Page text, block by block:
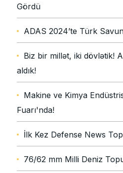
Gördü
ADAS 2024’te Türk
Biz bir millət, iki dövlətik!
aldık!
Makine ve Kimya
Fuarı'nda!
İlk Kez Defense News
76/62 mm Milli Deniz